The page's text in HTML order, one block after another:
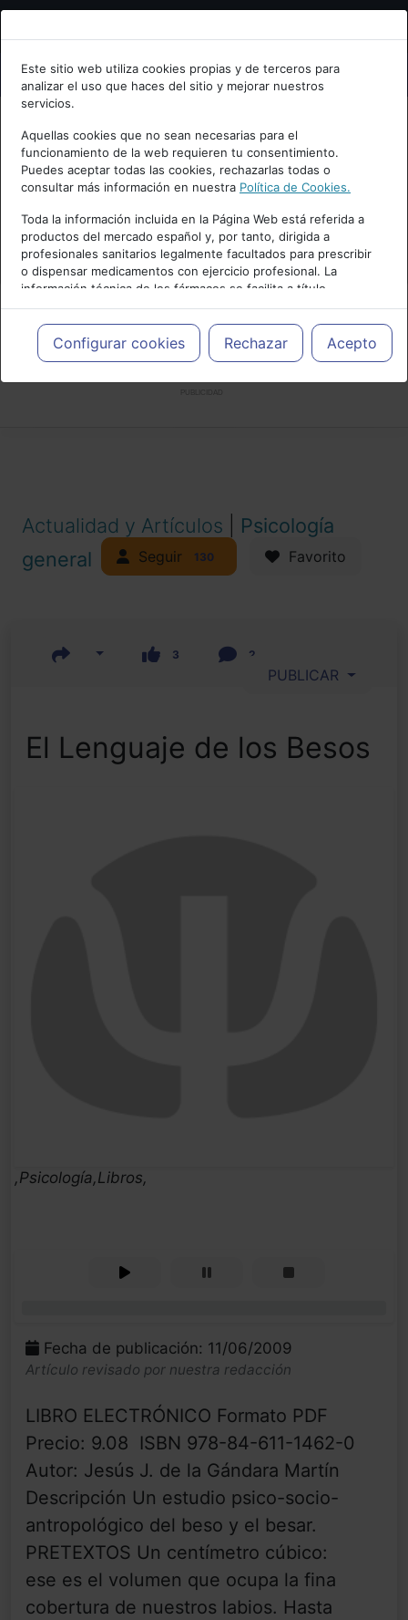
Bienvenid@ a psiquiatria.com
Escribe tu Email
Accede o regístrate con tu email.
Cancelar
Este sitio web utiliza cookies propias y de terceros para
analizar el uso que haces del sitio y mejorar nuestros
servicios.
Aquellas cookies que no sean necesarias para el
funcionamiento de la web requieren tu consentimiento.
Puedes aceptar todas las cookies, rechazarlas todas o
consultar más información en nuestra Política de Cookies.
Toda la información incluida en la Página Web está referida a
productos del mercado español y, por tanto, dirigida a
profesionales sanitarios legalmente facultados para prescribir
o dispensar medicamentos con ejercicio profesional. La
información técnica de los fármacos se facilita a título
meramente informativo, siendo responsabilidad de los
profesionales facultados prescribir medicamentos y decidir, en
cada caso concreto, el tratamiento más adecuado a las
necesidades del paciente.
Configurar cookies Rechazar Acepto
Actualidad y Artículos
Psicología
general
Seguir 130 Favorito
3 2
PUBLICAR
El Lenguaje de los Besos
,Psicología,Libros,
Fecha de publicación: 11/06/2009
Artículo revisado por nuestra redacción
LIBRO ELECTRÓNICO Formato PDF
Precio: 9.08  ISBN 978-84-611-1462-0
Autor: Jesús J. de la Gándara Martín
Descripción Un estudio psico-socio-
antropológico del beso y el besar.
PRETEXTOS Un centímetro cúbico:
ese es el volumen que ocupa la fina
cobertura de nuestros labios. Hasta